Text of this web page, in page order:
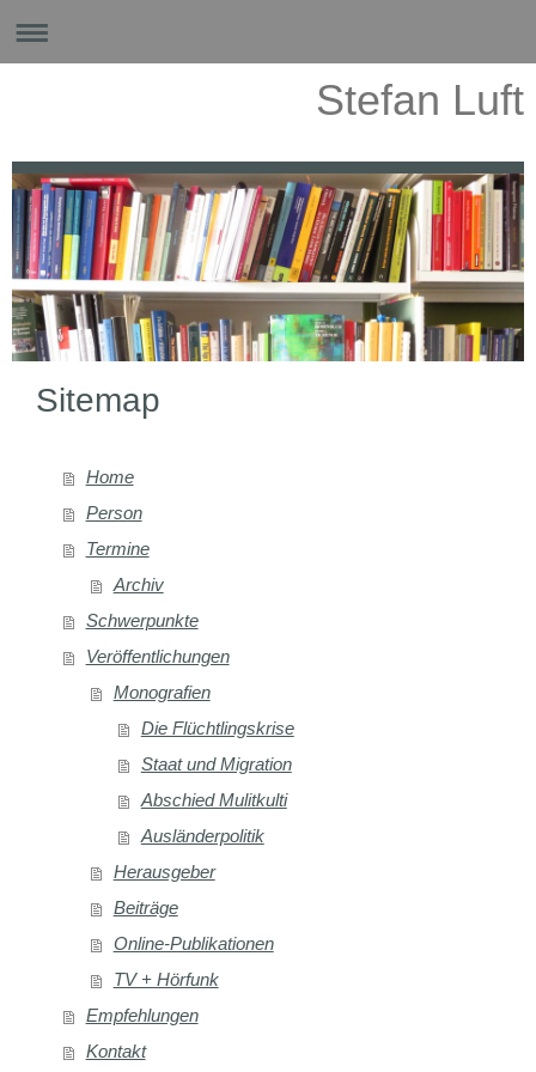
Stefan Luft
Sitemap
Home
Person
Termine
Archiv
Schwerpunkte
Veröffentlichungen
Monografien
Die Flüchtlingskrise
Staat und Migration
Abschied Mulitkulti
Ausländerpolitik
Herausgeber
Beiträge
Online-Publikationen
TV + Hörfunk
Empfehlungen
Kontakt